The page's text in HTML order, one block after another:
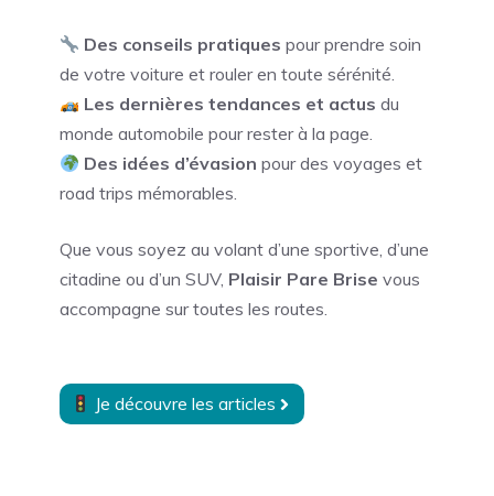
Des conseils pratiques pour prendre soin
de votre voiture et rouler en toute sérénité.
Les dernières tendances et actus du
monde automobile pour rester à la page.
Des idées d’évasion pour des voyages et
road trips mémorables.
Que vous soyez au volant d’une sportive, d’une
citadine ou d’un SUV, Plaisir Pare Brise vous
accompagne sur toutes les routes.
Je découvre les articles